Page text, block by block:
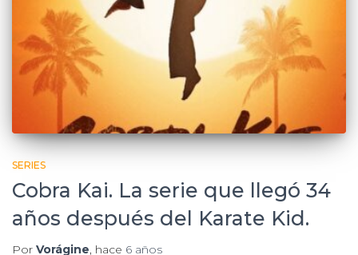
SERIES
Cobra Kai. La serie que llegó 34
años después del Karate Kid.
Por Vorágine, hace 6 años